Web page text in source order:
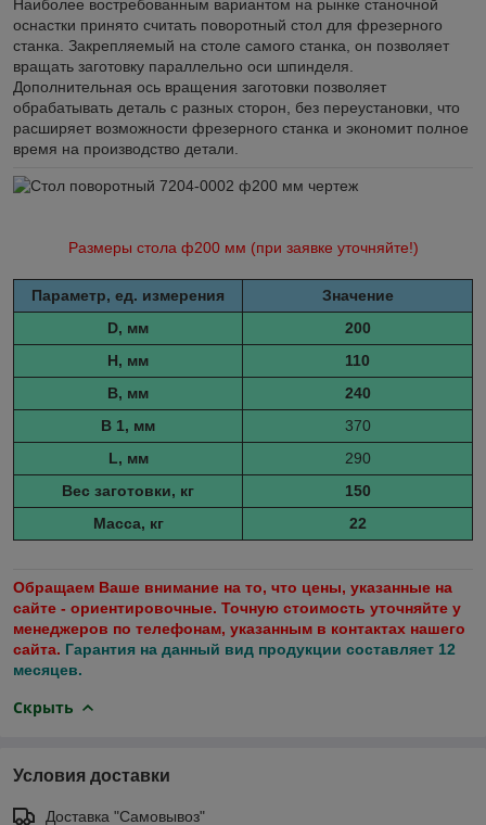
Наиболее востребованным вариантом на рынке станочной
оснастки принято считать поворотный стол для фрезерного
станка. Закрепляемый на столе самого станка, он позволяет
вращать заготовку параллельно оси шпинделя.
Дополнительная ось вращения заготовки позволяет
обрабатывать деталь с разных сторон, без переустановки, что
расширяет возможности фрезерного станка и экономит полное
время на производство детали.
Размеры стола ф200 мм (при заявке уточняйте!)
Параметр, ед. измерения
Значение
D, мм
200
H, мм
110
B, мм
240
B 1, мм
370
L, мм
290
Вес заготовки, кг
150
Масса, кг
22
Обращаем Ваше внимание на то, что цены, указанные на
сайте - ориентировочные. Точную стоимость уточняйте у
менеджеров по телефонам, указанным в контактах нашего
сайта. Гарантия на данный вид продукции составляет 12
месяцев.
Скрыть
Условия доставки
Доставка "Самовывоз"